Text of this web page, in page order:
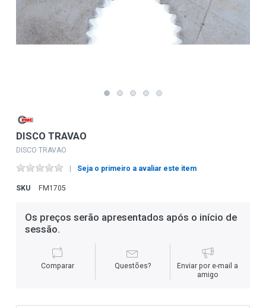
DISCO TRAVAO
DISCO TRAVAO
Seja o primeiro a avaliar este item
SKU FM1705
Os preços serão apresentados após o início de
sessão.
Comparar Questões?
Enviar por e-mail a
amigo